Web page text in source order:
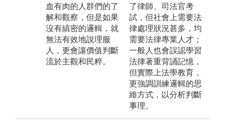
血有肉的人群們的了
解和觀察，但是如果
沒有縝密的邏輯，就
無法有效地說理服
人，更會讓價值判斷
流於主觀和民粹。
了律師、司法官考
試，但社會上需要法
律處理狀況甚多，均
需要法律專業人才；
一般人也會誤認學習
法律著重背誦記憶，
但實際上法學教育，
更強調訓練邏輯的思
維方式，以分析判斷
事理。